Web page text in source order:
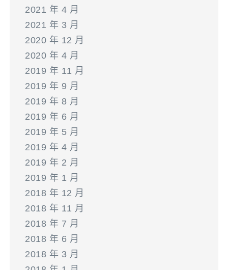
2021 年 4 月
2021 年 3 月
2020 年 12 月
2020 年 4 月
2019 年 11 月
2019 年 9 月
2019 年 8 月
2019 年 6 月
2019 年 5 月
2019 年 4 月
2019 年 2 月
2019 年 1 月
2018 年 12 月
2018 年 11 月
2018 年 7 月
2018 年 6 月
2018 年 3 月